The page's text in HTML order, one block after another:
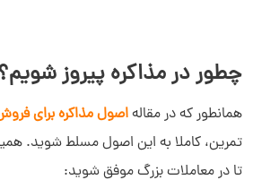
چطور در مذاکره پیروز
همانطور که در مقالهاصول مذاکره برای
تمرین، کاملا به این اصول مسلط شوید.
تا در معاملات بزرگ موفق شوید: